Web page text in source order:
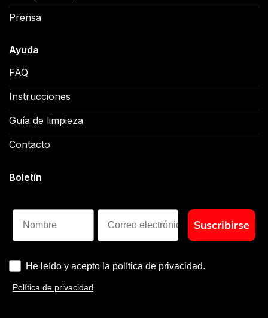
Prensa
Ayuda
FAQ
Instrucciones
Guía de limpieza
Contacto
Boletín
Nombre
Suscribirse
He leído y acepto la política de privacidad.
Política de privacidad